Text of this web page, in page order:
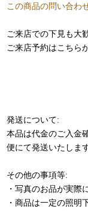
この商品の問い合わ
ご来店での下見も大
ご来店予約はこちら
発送について:
本品は代金のご入金
便にて発送いたしま
その他の事項等:
・写真のお品が実際
・商品は一定の照明